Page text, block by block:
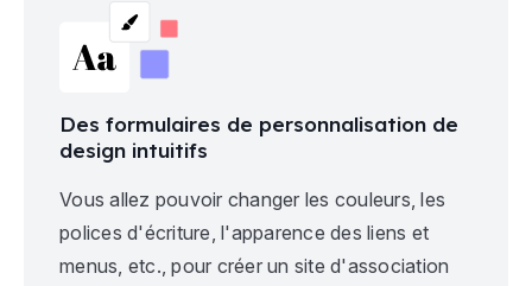
Des formulaires de personnalisation de
design intuitifs
Vous allez pouvoir changer les couleurs, les
polices d'écriture, l'apparence des liens et
menus, etc., pour créer un site d'association